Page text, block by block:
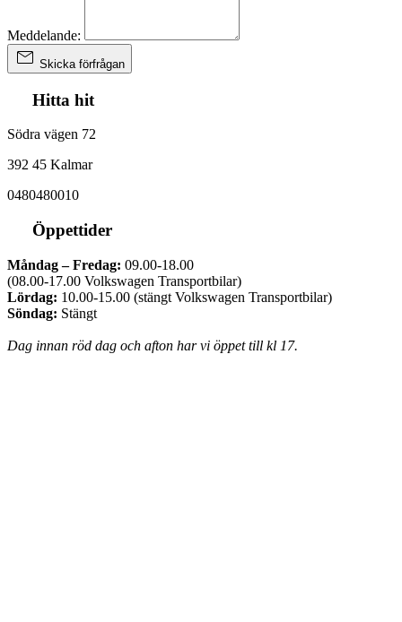
Meddelande:
Skicka förfrågan
Hitta hit
Södra vägen 72
392 45 Kalmar
0480480010
Öppettider
Måndag – Fredag: 09.00-18.00
(08.00-17.00 Volkswagen Transportbilar)
Lördag: 10.00-15.00 (stängt Volkswagen Transportbilar)
Söndag: Stängt
Dag innan röd dag och afton har vi öppet till kl 17.